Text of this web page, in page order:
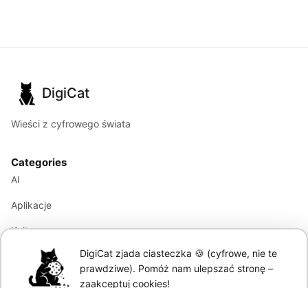
DigiCat
Wieści z cyfrowego świata
Categories
AI
Aplikacje
Kultura
Marketing
Modele językowe
DigiCat zjada ciasteczka 🍪 (cyfrowe, nie te
prawdziwe). Pomóż nam ulepszać stronę –
zaakceptuj cookies!